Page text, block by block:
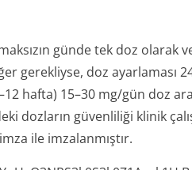
günde tek doz olarak
gerekliyse, doz ayarlaması
hafta) 15–30 mg/gün doz
dozların güvenliliği klinik
ile imzalanmıştır.